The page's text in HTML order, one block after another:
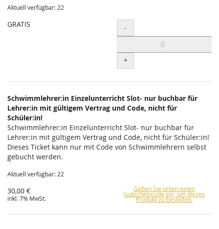
Aktuell verfügbar: 22
GRATIS Menge
-
+
Schwimmlehrer:in Einzelunterricht Slot- nur buchbar für
Lehrer:in mit gültigem Vertrag und Code, nicht für
Schüler:in!
Schwimmlehrer:in Einzelunterricht Slot- nur buchbar für
Lehrer:in mit gültigem Vertrag und Code, nicht für Schüler:in!
Dieses Ticket kann nur mit Code von Schwimmlehrern selbst
gebucht werden.
Aktuell verfügbar: 22
30,00 €
inkl. 7% MwSt.
Geben Sie unten einen
Gutscheincode ein, um dieses
Produkt zu bestellen.